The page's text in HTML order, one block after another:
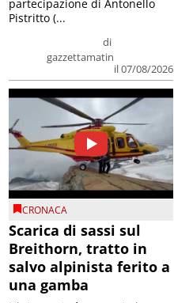
di
gazzettamatin
il 07/08/2026
partecipazione di Antonello
Pistritto (...
CRONACA
Scarica di sassi sul
Breithorn, tratto in
salvo alpinista ferito a
una gamba